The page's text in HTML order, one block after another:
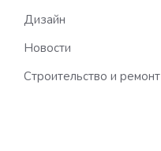
Дизайн
Новости
Строительство и ремонт